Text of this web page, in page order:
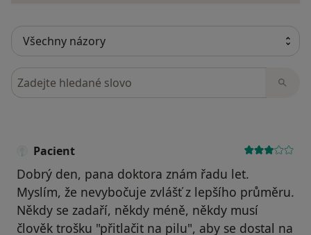
Hledejte v názorech
Pacient
Dobrý den, pana doktora znám řadu let.
Myslím, že nevybočuje zvlášť z lepšího průměru.
Někdy se zadaří, někdy méně, někdy musí
člověk trošku "přitlačit na pilu", aby se dostal na